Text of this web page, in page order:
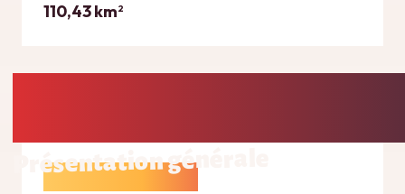
110,43 km2
Présentation générale